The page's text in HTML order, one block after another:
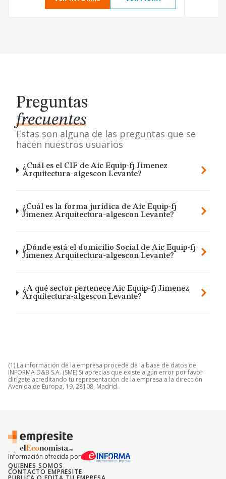
Preguntas
frecuentes
Estas son alguna de las preguntas que se
hacen nuestros usuarios
¿Cuál es el CIF de Aic Equip-fj Jimenez
Arquitectura-algescon Levante?
¿Cuál es la forma jurídica de Aic Equip-fj
Jimenez Arquitectura-algescon Levante?
¿Dónde está el domicilio Social de Aic Equip-fj
Jimenez Arquitectura-algescon Levante?
¿A qué sector pertenece Aic Equip-fj Jimenez
Arquitectura-algescon Levante?
(1) La información de la empresa procede de la base de datos de
INFORMA D&B S.A. (SME) Si aprecias que existe algún error por favor
dirígete acreditando tu representación de la empresa a la dirección
Avenida de Europa, 19, 28108, Madrid.
Información ofrecida por
QUIENES SOMOS
CONTACTO EMPRESITE